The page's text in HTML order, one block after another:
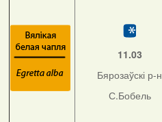
11.03
Бярозаўскі р-н
С.Бобель